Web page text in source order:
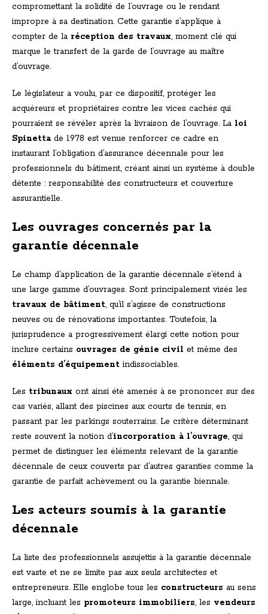
compromettant la solidité de l’ouvrage ou le rendant
impropre à sa destination. Cette garantie s’applique à
compter de la réception des travaux, moment clé qui
marque le transfert de la garde de l’ouvrage au maître
d’ouvrage.
Le législateur a voulu, par ce dispositif, protéger les
acquéreurs et propriétaires contre les vices cachés qui
pourraient se révéler après la livraison de l’ouvrage. La loi
Spinetta de 1978 est venue renforcer ce cadre en
instaurant l’obligation d’assurance décennale pour les
professionnels du bâtiment, créant ainsi un système à double
détente : responsabilité des constructeurs et couverture
assurantielle.
Les ouvrages concernés par la
garantie décennale
Le champ d’application de la garantie décennale s’étend à
une large gamme d’ouvrages. Sont principalement visés les
travaux de bâtiment, qu’il s’agisse de constructions
neuves ou de rénovations importantes. Toutefois, la
jurisprudence a progressivement élargi cette notion pour
inclure certains ouvrages de génie civil et même des
éléments d’équipement indissociables.
Les tribunaux ont ainsi été amenés à se prononcer sur des
cas variés, allant des piscines aux courts de tennis, en
passant par les parkings souterrains. Le critère déterminant
reste souvent la notion d’incorporation à l’ouvrage, qui
permet de distinguer les éléments relevant de la garantie
décennale de ceux couverts par d’autres garanties comme la
garantie de parfait achèvement ou la garantie biennale.
Les acteurs soumis à la garantie
décennale
La liste des professionnels assujettis à la garantie décennale
est vaste et ne se limite pas aux seuls architectes et
entrepreneurs. Elle englobe tous les constructeurs au sens
large, incluant les promoteurs immobiliers, les vendeurs